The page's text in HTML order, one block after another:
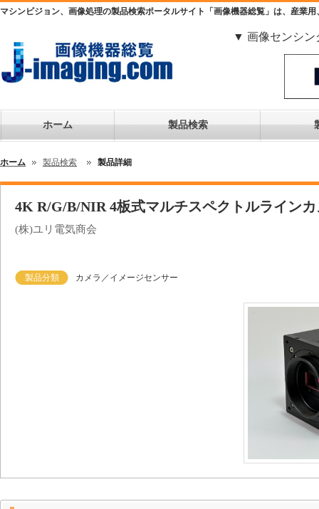
マシンビジョン、画像処理の製品検索ポータルサイト「画像機器総覧」は、産業
▼ 画像センシ
ホーム 製品検索
ホーム 製品検索 製品詳細
4K R/G/B/NIR 4板式マルチスペクトルライン
(株)ユリ電気商会
製品分類 カメラ／イメージセンサー